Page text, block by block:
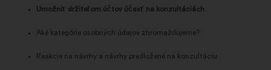
Umožniť držiteľom účtov účasť na konzultáciách
Aké kategórie osobných údajov zhromažďujeme?
Reakcie na návrhy a návrhy predložené na konzultáciu